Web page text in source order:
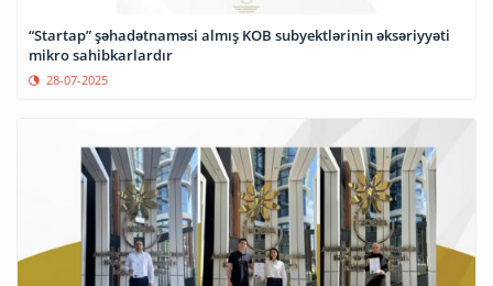
“Startap” şəhadətnaməsi almış KOB subyektlərinin əksəriyyəti
mikro sahibkarlardır
28-07-2025